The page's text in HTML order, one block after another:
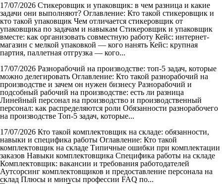
17/07/2026 Стикеровщик и упаковщик: в чем разница и какие
задачи они выполняют? Оглавление: Кто такой стикеровщик и
кто такой упаковщик Чем отличается стикеровщик от
упаковщика по задачам и навыкам Стикеровщик и упаковщик
вместе: как организовать совместную работу Кейс: интернет-
магазин с мелкой упаковкой — кого нанять Кейс: крупная
партия, паллетная отгрузка — кого...
17/07/2026 Разнорабочий на производстве: топ-5 задач, которые
можно делегировать Оглавление: Кто такой разнорабочий на
производстве и зачем он нужен бизнесу Разнорабочий и
подсобный рабочий на производстве: есть ли разница
Линейный персонал на производство и производственный
персонал: как распределяются роли Обязанности разнорабочего
на производстве Топ-5 задач, которые...
17/07/2026 Кто такой комплектовщик на складе: обязанности,
навыки и специфика работы Оглавление: Кто такой
комплектовщик на складе Типичные ошибки при комплектации
заказов Навыки комплектовщика Специфика работы на складе
Комплектовщик: вакансии и требования работодателей
Аутсорсинг комплектовщиков и предоставление персонала на
склад Плюсы и минусы профессии FAQ по...